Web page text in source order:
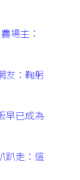
場主：
友：鞠躬
早已成為
趴走：這